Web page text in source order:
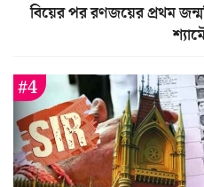
বিয়ের পর রণজয়ের প্রথম